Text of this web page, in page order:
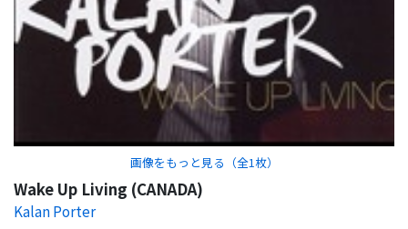
画像をもっと見る（全1 枚）
Wake Up Living (CANADA)
Kalan Porter